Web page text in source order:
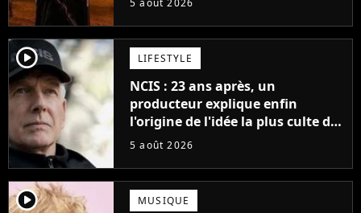
player2 LIFESTYLE
NCIS : 23 ans après, un
producteur explique enfin
l'origine de l'idée la plus culte de
la série (et on ne parle pas du
5 août 2026
player2 MUSIQUE